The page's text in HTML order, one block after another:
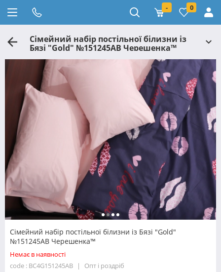
- 0
Сімейний набір постільної білизни із
Бязі "Gold" №151245AB Черешенка™
Сімейний набір постільної білизни із Бязі "Gold"
№151245AB Черешенка™
Немає в наявності
code : BC4G151245AB
Опт і роздріб